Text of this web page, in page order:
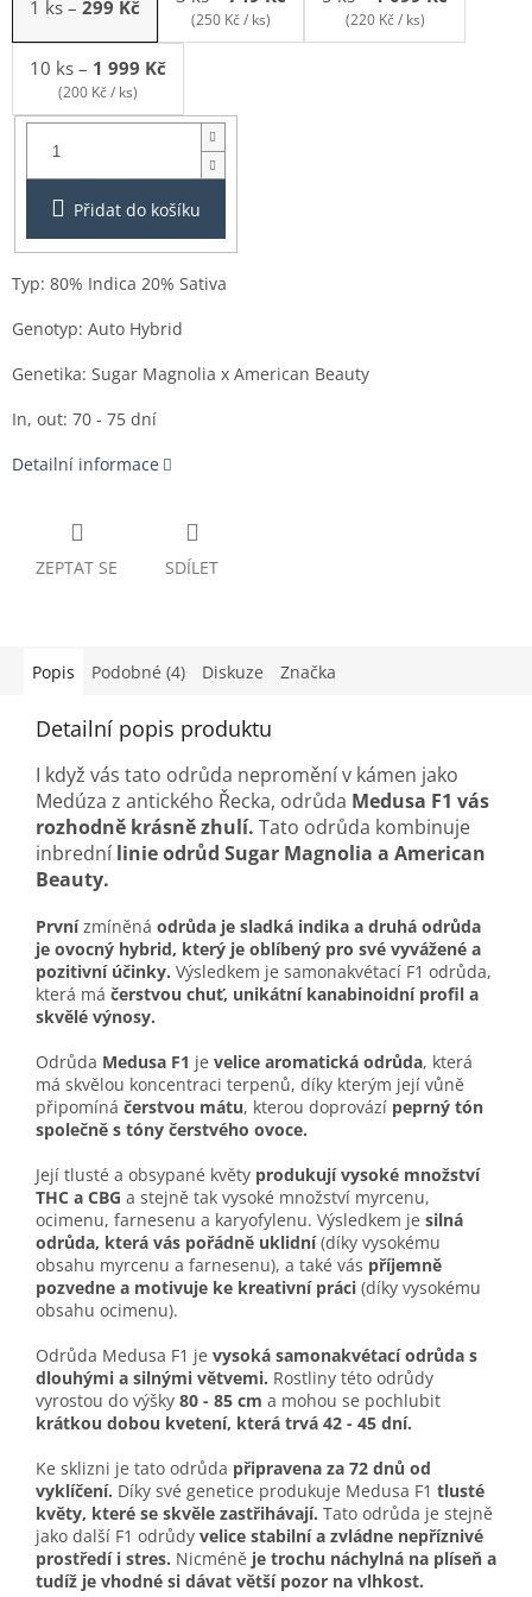
1 ks – 299 Kč
(250 Kč / ks) (220 Kč / ks)
10 ks – 1 999 Kč
(200 Kč / ks)
Balení:
Přidat do košíku
Typ: 80% Indica 20% Sativa
Genotyp: Auto Hybrid
Genetika: Sugar Magnolia x American Beauty
In, out: 70 - 75 dní
Detailní informace
ZEPTAT SE SDÍLET
Popis Podobné (4) Diskuze Značka
Detailní popis produktu
I když vás tato odrůda nepromění v kámen jako
Medúza z antického Řecka, odrůda Medusa F1 vás
rozhodně krásně zhulí. Tato odrůda kombinuje
inbrední linie odrůd Sugar Magnolia a American
Beauty.
Prvnízmíněná odrůda je sladká indika a druhá odrůda
je ovocný hybrid, který je oblíbený pro své vyvážené a
pozitivní účinky. Výsledkem je samonakvétací F1 odrůda,
která má čerstvou chuť, unikátní kanabinoidní profil a
skvělé výnosy.
Odrůda Medusa F1 je velice aromatická odrůda, která
má skvělou koncentraci terpenů, díky kterým její vůně
připomíná čerstvou mátu, kterou doprovází peprný tón
společně s tóny čerstvého ovoce.
Její tlusté a obsypané květy produkují vysoké množství
THC a CBG a stejně tak vysoké množství myrcenu,
ocimenu, farnesenu a karyofylenu. Výsledkem je silná
odrůda, která vás pořádně uklidní(díky vysokému
obsahu myrcenu a farnesenu), a také vás příjemně
pozvedne a motivuje ke kreativní práci (díky vysokému
obsahu ocimenu).
Odrůda Medusa F1 je vysoká samonakvétací odrůda s
dlouhými a silnými větvemi. Rostliny této odrůdy
vyrostou do výšky 80 - 85 cm a mohou se pochlubit
krátkou dobou kvetení, která trvá 42 - 45 dní.
Ke sklizni je tato odrůda připravena za 72 dnů od
vyklíčení. Díky své genetice produkuje Medusa F1 tlusté
květy, které se skvěle zastřihávají. Tato odrůda je stejně
jako další F1 odrůdy velice stabilní a zvládne nepříznivé
prostředí i stres. Nicméně je trochu náchylná na plíseň a
tudíž je vhodné si dávat větší pozor na vlhkost.